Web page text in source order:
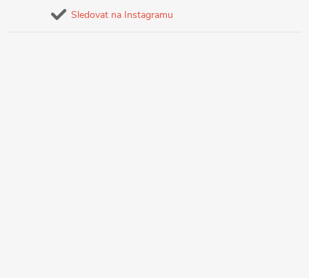
Sledovat na Instagramu